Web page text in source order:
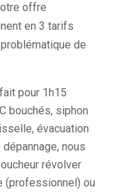
offre
en 3 tarifs
de
pour 1h15
bouchés, siphon
évacuation
nous
révolver
(professionnel) ou